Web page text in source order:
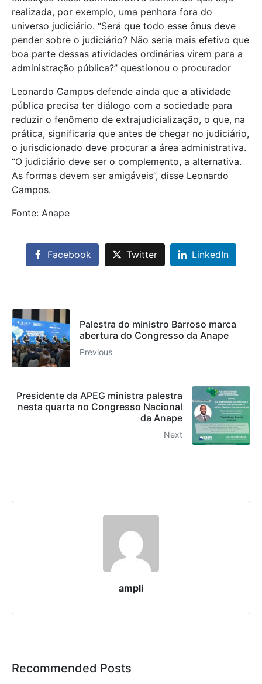
realizada, por exemplo, uma penhora fora do
universo judiciário. “Será que todo esse ônus deve
pender sobre o judiciário? Não seria mais efetivo que
boa parte dessas atividades ordinárias virem para a
administração pública?” questionou o procurador
Leonardo Campos defende ainda que a atividade
pública precisa ter diálogo com a sociedade para
reduzir o fenômeno de extrajudicialização, o que, na
prática, significaria que antes de chegar no judiciário,
o jurisdicionado deve procurar a área administrativa.
“O judiciário deve ser o complemento, a alternativa.
As formas devem ser amigáveis”, disse Leonardo
Campos.
Fonte: Anape
Facebook Twitter LinkedIn
Palestra do ministro Barroso marca
abertura do Congresso da Anape
Previous
Presidente da APEG ministra palestra
nesta quarta no Congresso Nacional
da Anape
Next
ampli
Recommended Posts